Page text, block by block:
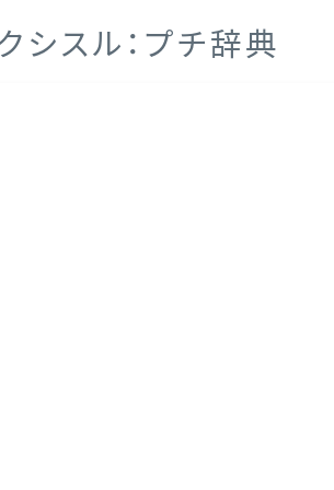
シスル：プチ辞典